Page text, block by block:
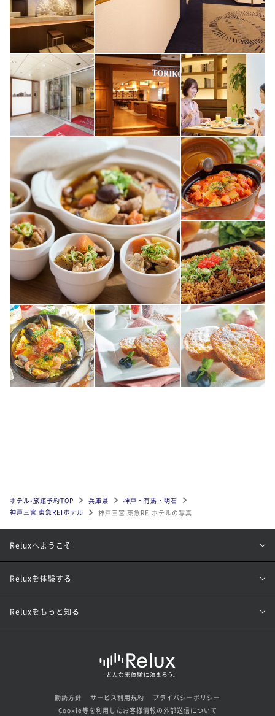
ホテル•旅館予約TOP 兵庫県
神戸・有馬・明石
神戸三宮 東急REIホテル
神戸三宮 東急REIホテルの写真
Reluxへようこそ
Reluxを体験する
Reluxをもっと知る
勧誘方針 サービス利用規約
プライバシーポリシー
Cookie等を利用したお客様情報の外部送信について